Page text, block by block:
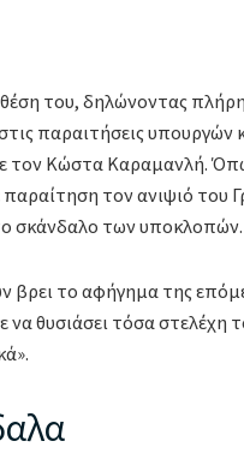
του, δηλώνοντας
παραιτήσεις υπουργών
τον Κώστα Καραμανλή.
τον ανιψιό του
σκάνδαλο των υποκλοπών.
βρει το αφήγημα της
θυσιάσει τόσα στελέχη